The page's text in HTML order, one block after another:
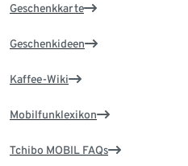
Geschenkkarte
Geschenkideen
Kaffee-Wiki
Mobilfunklexikon
Tchibo MOBIL FAQs